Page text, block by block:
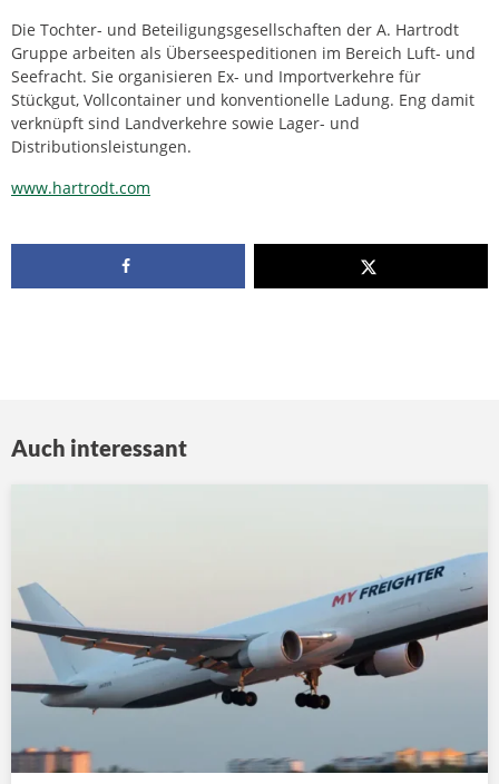
Die Tochter- und Beteiligungsgesellschaften der A. Hartrodt
Gruppe arbeiten als Überseespeditionen im Bereich Luft- und
Seefracht. Sie organisieren Ex- und Importverkehre für
Stückgut, Vollcontainer und konventionelle Ladung. Eng damit
verknüpft sind Landverkehre sowie Lager- und
Distributionsleistungen.
www.hartrodt.com
Auch interessant